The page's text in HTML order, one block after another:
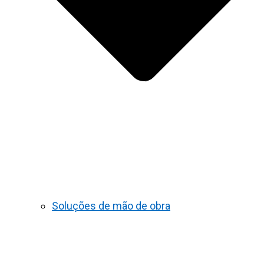
Soluções de mão de obra